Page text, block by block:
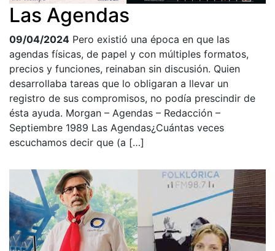
Las Agendas
09/04/2024 Pero existió una época en que las
agendas físicas, de papel y con múltiples formatos,
precios y funciones, reinaban sin discusión. Quien
desarrollaba tareas que lo obligaran a llevar un
registro de sus compromisos, no podía prescindir de
ésta ayuda. Morgan – Agendas – Redacción –
Septiembre 1989 Las Agendas¿Cuántas veces
escuchamos decir que (a […]